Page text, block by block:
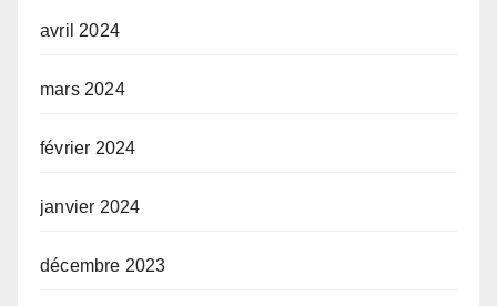
avril 2024
mars 2024
février 2024
janvier 2024
décembre 2023